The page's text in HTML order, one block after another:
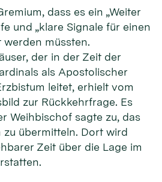
dass es ein „Weiter
und „klare Signale für einen
werden müssten.
der in der Zeit der
als Apostolischer
leitet, erhielt vom
zur Rückkehrfrage. Es
Weihbischof sagte zu, das
zu übermitteln. Dort wird
Zeit über die Lage im